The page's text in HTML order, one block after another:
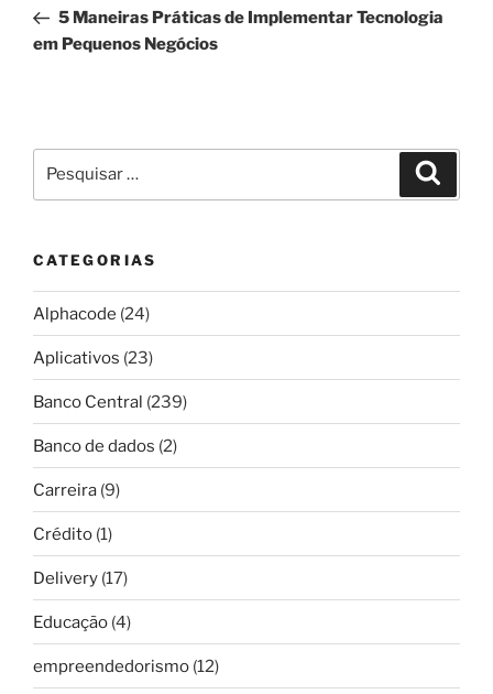
Post
anterior
5 Maneiras Práticas de Implementar Tecnologia
em Pequenos Negócios
por:
CATEGORIAS
Alphacode (24)
Aplicativos (23)
Banco Central (239)
Banco de dados (2)
Carreira (9)
Crédito (1)
Delivery (17)
Educação (4)
empreendedorismo (12)